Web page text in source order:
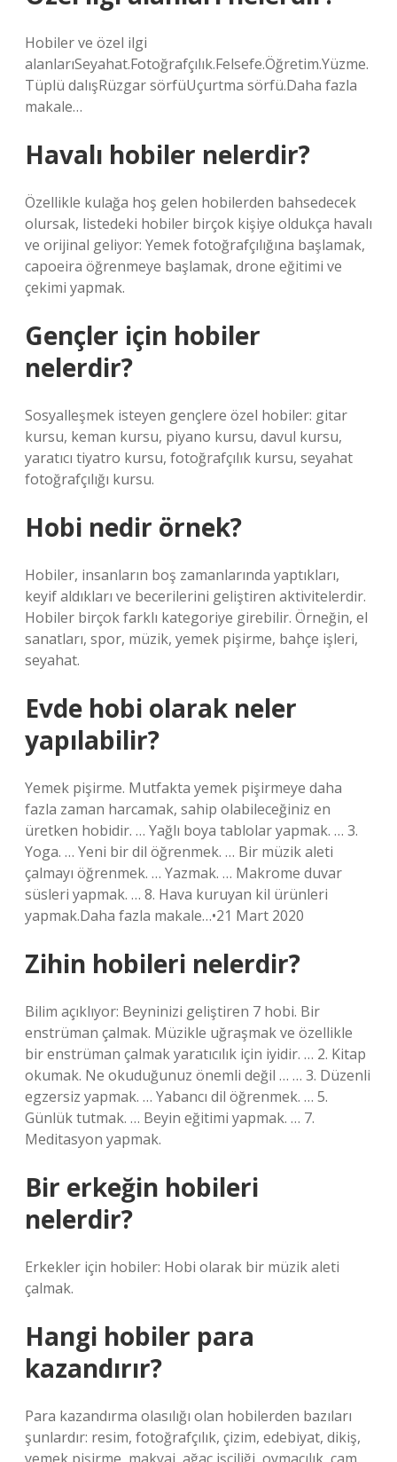
Hobiler ve özel ilgi
alanlarıSeyahat.Fotoğrafçılık.Felsefe.Öğretim.Yüzme.
Tüplü dalışRüzgar sörfüUçurtma sörfü.Daha fazla
makale…
Havalı hobiler nelerdir?
Özellikle kulağa hoş gelen hobilerden bahsedecek
olursak, listedeki hobiler birçok kişiye oldukça havalı
ve orijinal geliyor: Yemek fotoğrafçılığına başlamak,
capoeira öğrenmeye başlamak, drone eğitimi ve
çekimi yapmak.
Gençler için hobiler
nelerdir?
Sosyalleşmek isteyen gençlere özel hobiler: gitar
kursu, keman kursu, piyano kursu, davul kursu,
yaratıcı tiyatro kursu, fotoğrafçılık kursu, seyahat
fotoğrafçılığı kursu.
Hobi nedir örnek?
Hobiler, insanların boş zamanlarında yaptıkları,
keyif aldıkları ve becerilerini geliştiren aktivitelerdir.
Hobiler birçok farklı kategoriye girebilir. Örneğin, el
sanatları, spor, müzik, yemek pişirme, bahçe işleri,
seyahat.
Evde hobi olarak neler
yapılabilir?
Yemek pişirme. Mutfakta yemek pişirmeye daha
fazla zaman harcamak, sahip olabileceğiniz en
üretken hobidir. … Yağlı boya tablolar yapmak. … 3.
Yoga. … Yeni bir dil öğrenmek. … Bir müzik aleti
çalmayı öğrenmek. … Yazmak. … Makrome duvar
süsleri yapmak. … 8. Hava kuruyan kil ürünleri
yapmak.Daha fazla makale…•21 Mart 2020
Zihin hobileri nelerdir?
Bilim açıklıyor: Beyninizi geliştiren 7 hobi. Bir
enstrüman çalmak. Müzikle uğraşmak ve özellikle
bir enstrüman çalmak yaratıcılık için iyidir. … 2. Kitap
okumak. Ne okuduğunuz önemli değil … … 3. Düzenli
egzersiz yapmak. … Yabancı dil öğrenmek. … 5.
Günlük tutmak. … Beyin eğitimi yapmak. … 7.
Meditasyon yapmak.
Bir erkeğin hobileri
nelerdir?
Erkekler için hobiler: Hobi olarak bir müzik aleti
çalmak.
Hangi hobiler para
kazandırır?
Para kazandırma olasılığı olan hobilerden bazıları
şunlardır: resim, fotoğrafçılık, çizim, edebiyat, dikiş,